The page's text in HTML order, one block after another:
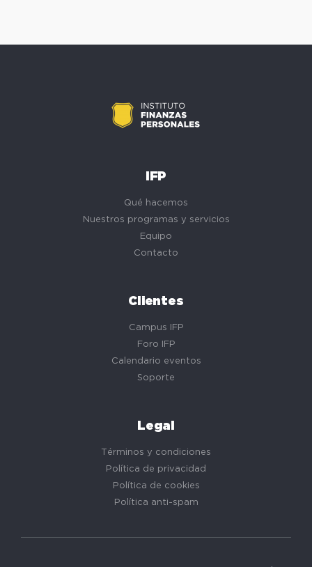
IFP
Qué hacemos
Nuestros programas y servicios
Equipo
Contacto
Clientes
Campus IFP
Foro IFP
Calendario eventos
Soporte
Legal
Términos y condiciones
Política de privacidad
Política de cookies
Política anti-spam